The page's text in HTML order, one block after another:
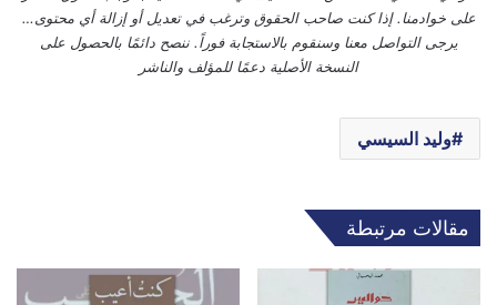
على خوادمنا. إذا كنت صاحب الحقوق وترغب في تعديل أو إزالة أي محتوى…
يرجى التواصل معنا وسنقوم بالاستجابة فوراً. ننصح دائمًا بالحصول على
النسخة الأصلية دعمًا للمؤلف والناشر
وليد السيسي
مقالات مرتبطة